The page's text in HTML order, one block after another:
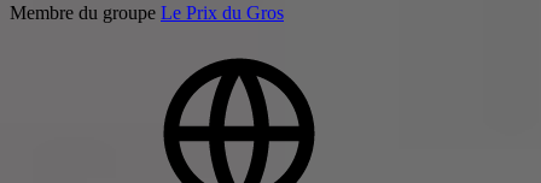
Membre du groupe Le Prix du Gros